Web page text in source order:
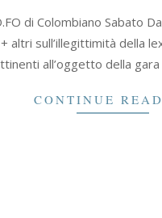
di Colombiano Sabato
altri sull’illegittimità
all’oggetto della
CONTINUE